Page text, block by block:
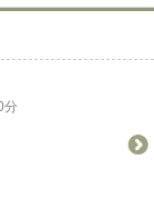
分